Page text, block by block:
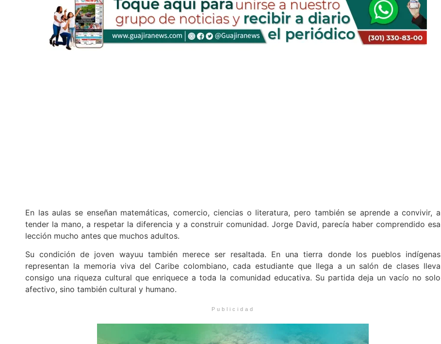
En las aulas se enseñan matemáticas, comercio, ciencias o literatura, pero también se aprende a convivir, a
tender la mano, a respetar la diferencia y a construir comunidad. Jorge David, parecía haber comprendido esa
lección mucho antes que muchos adultos.
Su condición de joven wayuu también merece ser resaltada. En una tierra donde los pueblos indígenas
representan la memoria viva del Caribe colombiano, cada estudiante que llega a un salón de clases lleva
consigo una riqueza cultural que enriquece a toda la comunidad educativa. Su partida deja un vacío no solo
afectivo, sino también cultural y humano.
Publicidad